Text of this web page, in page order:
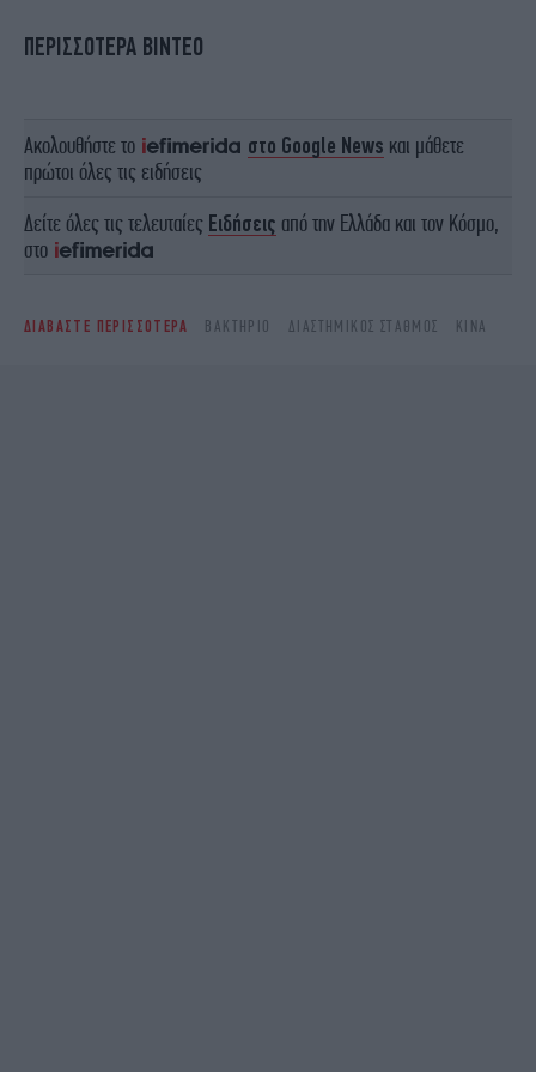
ΠΕΡΙΣΣΟΤΕΡΑ ΒΙΝΤΕΟ
Ακολουθήστε το στο Google News και μάθετε
πρώτοι όλες τις ειδήσεις
Δείτε όλες τις τελευταίες Ειδήσεις από την Ελλάδα και τον Κόσμο,
στο
ΔΙΑΒΑΣΤΕ ΠΕΡΙΣΣΟΤΕΡΑ ΒΑΚΤΉΡΙΟ ΔΙΑΣΤΗΜΙΚΌΣ ΣΤΑΘΜΌΣ ΚΊΝΑ